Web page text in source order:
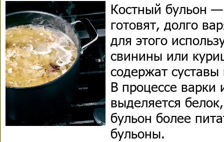
Костный бульон
готовят, долго
для этого
свинины или
содержат
В процессе варки
выделяется
бульон более
бульоны.